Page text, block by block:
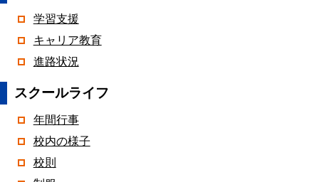
学習支援
キャリア教育
進路状況
スクールライフ
年間行事
校内の様子
校則